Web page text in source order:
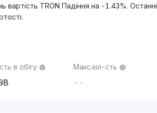
TRON Падіння на -1.43%. Останні
в обігу Макс.кіл-сть
--